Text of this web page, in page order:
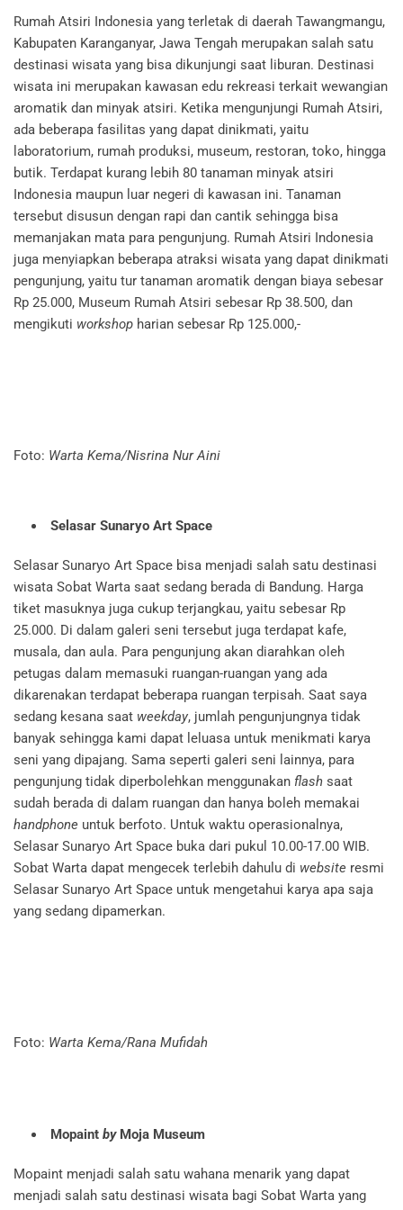
Rumah Atsiri Indonesia yang terletak di daerah Tawangmangu,
Kabupaten Karanganyar, Jawa Tengah merupakan salah satu
destinasi wisata yang bisa dikunjungi saat liburan. Destinasi
wisata ini merupakan kawasan edu rekreasi terkait wewangian
aromatik dan minyak atsiri. Ketika mengunjungi Rumah Atsiri,
ada beberapa fasilitas yang dapat dinikmati, yaitu
laboratorium, rumah produksi, museum, restoran, toko, hingga
butik. Terdapat kurang lebih 80 tanaman minyak atsiri
Indonesia maupun luar negeri di kawasan ini. Tanaman
tersebut disusun dengan rapi dan cantik sehingga bisa
memanjakan mata para pengunjung. Rumah Atsiri Indonesia
juga menyiapkan beberapa atraksi wisata yang dapat dinikmati
pengunjung, yaitu tur tanaman aromatik dengan biaya sebesar
Rp 25.000, Museum Rumah Atsiri sebesar Rp 38.500, dan
mengikuti workshop harian sebesar Rp 125.000,-
Foto: Warta Kema/Nisrina Nur Aini
Selasar Sunaryo Art Space
Selasar Sunaryo Art Space bisa menjadi salah satu destinasi
wisata Sobat Warta saat sedang berada di Bandung. Harga
tiket masuknya juga cukup terjangkau, yaitu sebesar Rp
25.000. Di dalam galeri seni tersebut juga terdapat kafe,
musala, dan aula. Para pengunjung akan diarahkan oleh
petugas dalam memasuki ruangan-ruangan yang ada
dikarenakan terdapat beberapa ruangan terpisah. Saat saya
sedang kesana saat weekday, jumlah pengunjungnya tidak
banyak sehingga kami dapat leluasa untuk menikmati karya
seni yang dipajang. Sama seperti galeri seni lainnya, para
pengunjung tidak diperbolehkan menggunakan flash saat
sudah berada di dalam ruangan dan hanya boleh memakai
handphone untuk berfoto. Untuk waktu operasionalnya,
Selasar Sunaryo Art Space buka dari pukul 10.00-17.00 WIB.
Sobat Warta dapat mengecek terlebih dahulu di website resmi
Selasar Sunaryo Art Space untuk mengetahui karya apa saja
yang sedang dipamerkan.
Foto: Warta Kema/Rana Mufidah
Mopaint byMoja Museum
Mopaint menjadi salah satu wahana menarik yang dapat
menjadi salah satu destinasi wisata bagi Sobat Warta yang